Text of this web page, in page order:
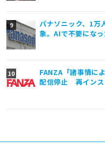
パナソニック、1万
象。AIで不要にな
FANZA「諸事情に
配信停止 再インス